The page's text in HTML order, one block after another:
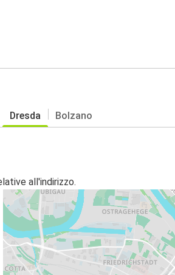
Dresda Bolzano
all'indirizzo.